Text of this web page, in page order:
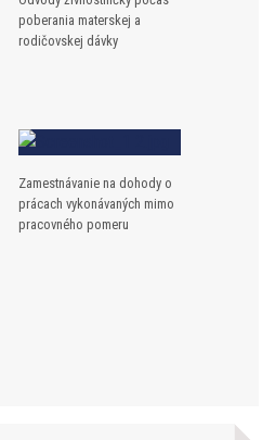
poberania materskej a
rodičovskej dávky
Zamestnávanie na dohody o
prácach vykonávaných mimo
pracovného pomeru